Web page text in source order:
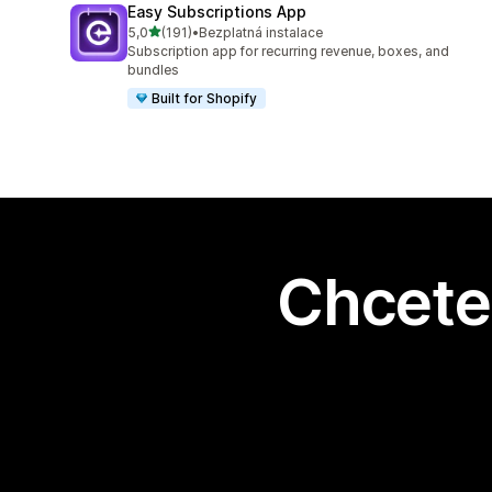
Easy Subscriptions App
5,0z 5 hvězd
(191)
Celkový počet recenzí: 191
•Bezplatná instalace
Subscription app for recurring revenue, boxes, and
bundles
Built for Shopify